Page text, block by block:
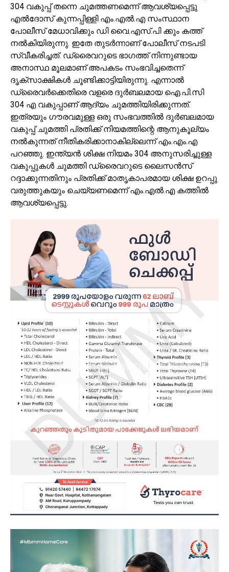
304 വകുപ്പ് തന്നെ ചുമത്തണമെന്ന് ആവശ്യപ്പെട്ടു
എൽദോസ് കുന്നപ്പിള്ളി എം.എൽ.എ സംസ്ഥാന
പോലീസ് മേധാവിക്കും ഡി വൈ.എസ്.പി ക്കും കത്ത്
നൽകിയിരുന്നു. ഇതേ തുടർന്നാണ് പോലീസ് നടപടി
സ്വീകരിച്ചത്. ഡ്രൈവറുടെ ഭാഗത്ത് നിന്നുണ്ടായ
അനാസ്ഥ മൂലമാണ് അപകടം സംഭവിച്ചതെന്ന്
ദൃക്‌സാക്ഷികൾ ചൂണ്ടിക്കാട്ടിയിരുന്നു. എന്നാൽ
ഡ്രൈവർക്കെതിരെ വളരെ ദുർബലമായ ഐ.പി.സി
304 എ വകുപ്പാണ് ആദ്യം ചുമത്തിയിരിക്കുന്നത്.
ഇത്രയും ഗൗരവമുള്ള ഒരു സംഭവത്തിൽ ദുർബലമായ
വകുപ്പ് ചുമത്തി പ്രതിക്ക് നിയമത്തിന്റെ ആനുകൂല്യം
നൽകുന്നത് നീതികരിക്കാനാകില്ലെന്ന് എം.എം.എ
പറഞ്ഞു. ഇന്ത്യൻ ശിക്ഷ നിയമം 304 അനുസരിച്ചുള്ള
വകുപ്പുകൾ ചുമത്തി ഡ്രൈവറുടെ ലൈസൻസ്
റദ്ദാക്കുന്നതിനും പ്രതിക്ക് മാതൃകാപരമായ ശിക്ഷ ഉറപ്പു
വരുത്തുകയും ചെയ്യണമെന്ന് എം.എൽ.എ കത്തിൽ
ആവശ്യപ്പെട്ടു.